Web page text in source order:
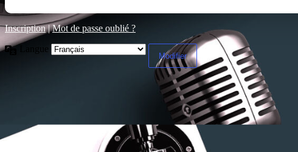
Inscription|Mot de passe oublié ?
Langue